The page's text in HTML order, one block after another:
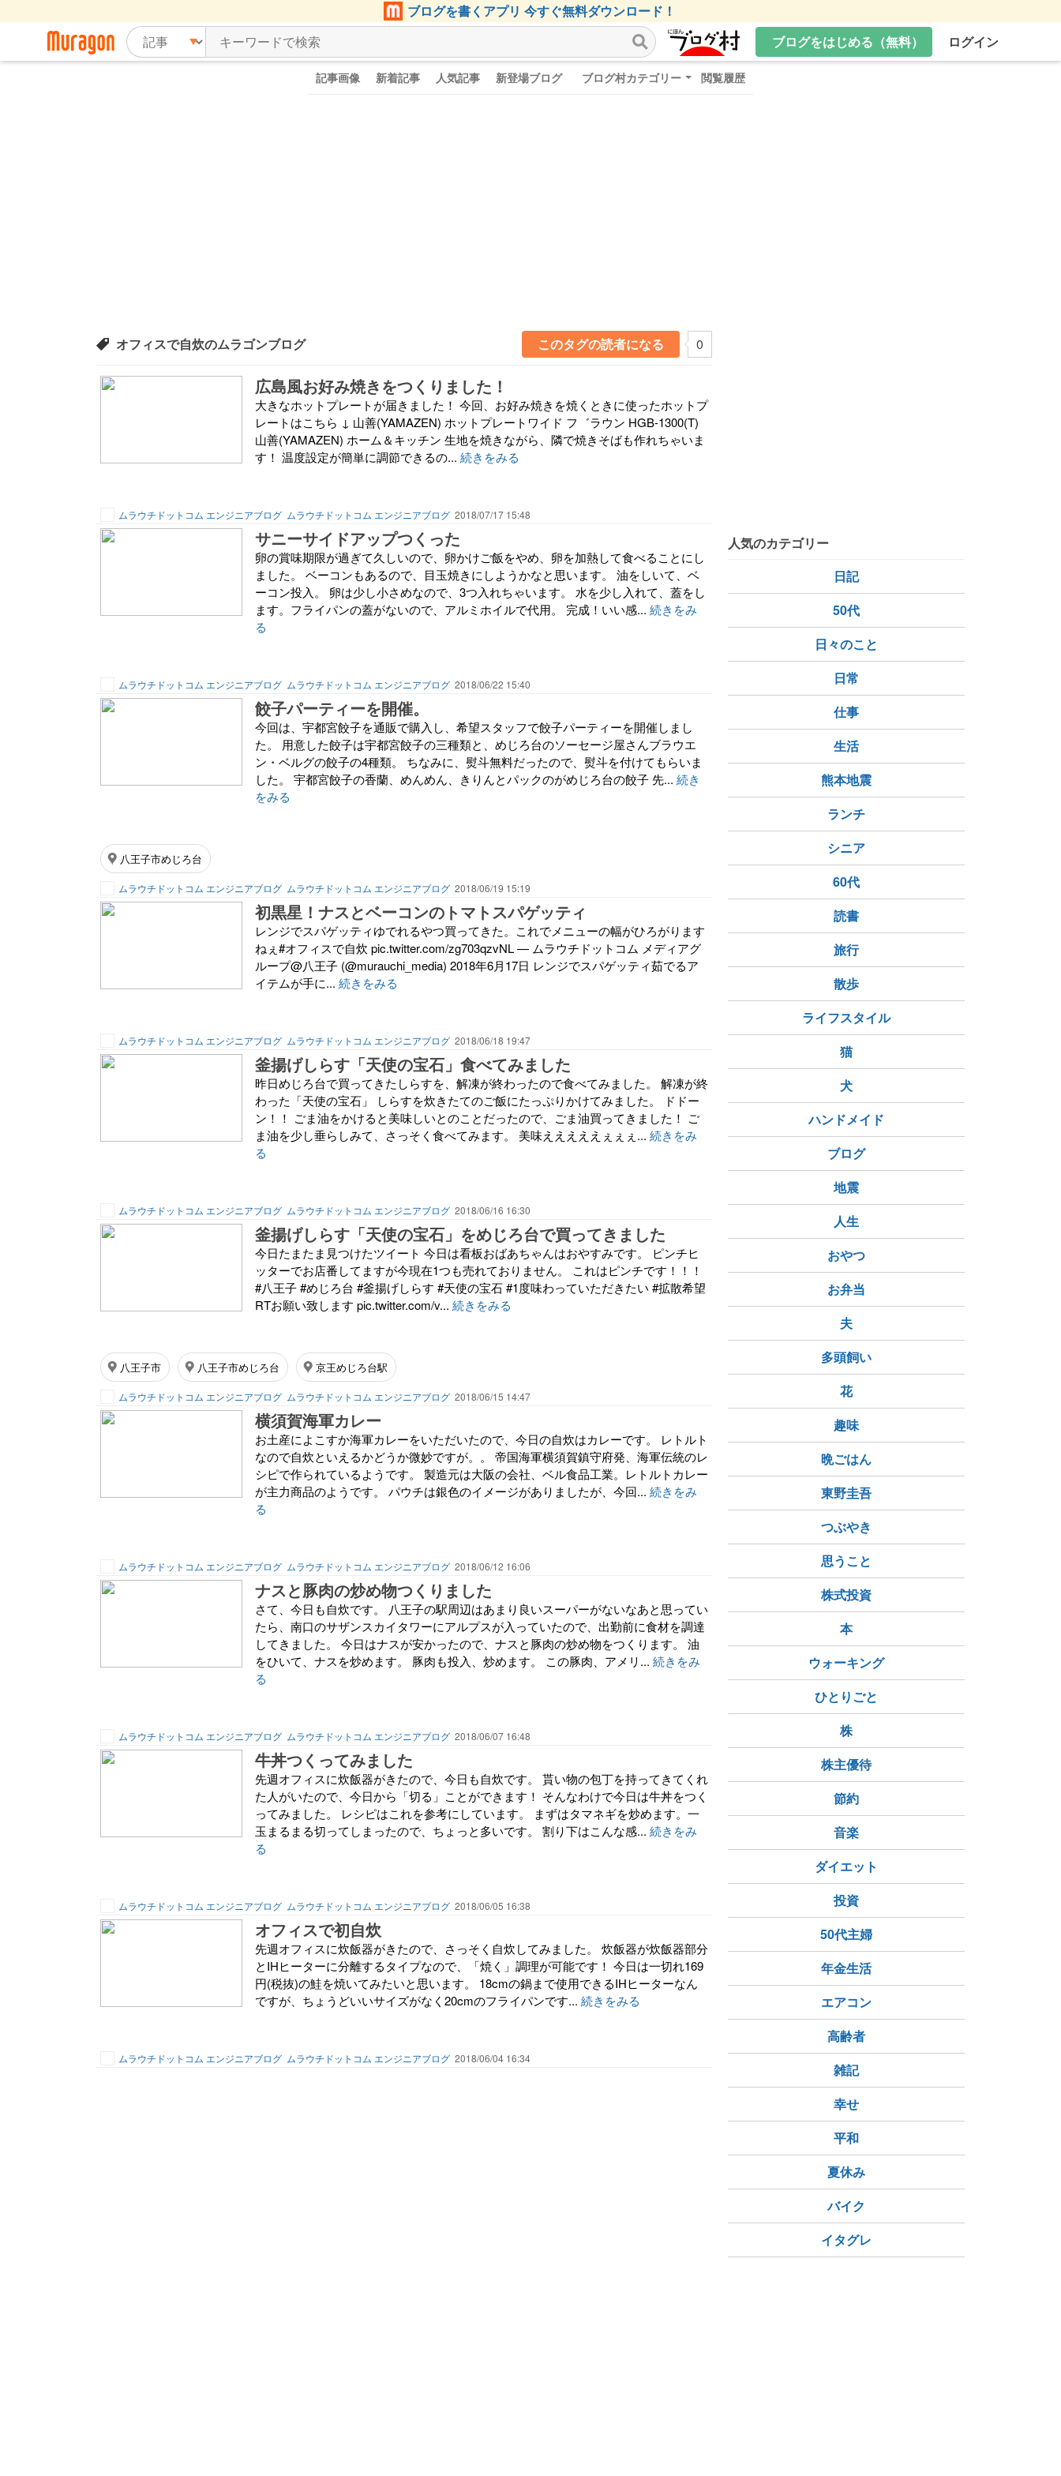
ブログを書くアプリ 今すぐ無料ダウンロード！
ブログをはじめる（無料）
ログイン
記事画像 新着記事 人気記事 新登場ブログ ブログ村カテゴリー 閲覧履歴
オフィスで自炊のムラゴンブログ このタグの読者になる 0
広島風お好み焼きをつくりました！
大きなホットプレートが届きました！ 今回、お好み焼きを焼くときに使ったホットプ
レートはこちら ↓ 山善(YAMAZEN) ホットプレートワイド フ゛ラウン HGB-1300(T)
山善(YAMAZEN) ホーム＆キッチン 生地を焼きながら、隣で焼きそばも作れちゃいま
す！ 温度設定が簡単に調節できるの... 続きをみる
ムラウチドットコム エンジニアブログ ムラウチドットコム エンジニアブログ 2018/07/17 15:48
サニーサイドアップつくった
卵の賞味期限が過ぎて久しいので、卵かけご飯をやめ、卵を加熱して食べることにし
ました。 ベーコンもあるので、目玉焼きにしようかなと思います。 油をしいて、ベ
ーコン投入。 卵は少し小さめなので、3つ入れちゃいます。 水を少し入れて、蓋をし
ます。フライパンの蓋がないので、アルミホイルで代用。 完成！いい感... 続きをみ
る
ムラウチドットコム エンジニアブログ ムラウチドットコム エンジニアブログ 2018/06/22 15:40
餃子パーティーを開催。
今回は、宇都宮餃子を通販で購入し、希望スタッフで餃子パーティーを開催しまし
た。 用意した餃子は宇都宮餃子の三種類と、めじろ台のソーセージ屋さんブラウエ
ン・ベルグの餃子の4種類。 ちなみに、熨斗無料だったので、熨斗を付けてもらいま
した。 宇都宮餃子の香蘭、めんめん、きりんとパックのがめじろ台の餃子 先... 続き
をみる
八王子市めじろ台
ムラウチドットコム エンジニアブログ ムラウチドットコム エンジニアブログ 2018/06/19 15:19
初黒星！ナスとベーコンのトマトスパゲッティ
レンジでスパゲッティゆでれるやつ買ってきた。これでメニューの幅がひろがります
ねぇ#オフィスで自炊 pic.twitter.com/zg703qzvNL — ムラウチドットコム メディアグ
ループ@八王子 (@murauchi_media) 2018年6月17日 レンジでスパゲッティ茹でるア
イテムが手に... 続きをみる
ムラウチドットコム エンジニアブログ ムラウチドットコム エンジニアブログ 2018/06/18 19:47
釜揚げしらす「天使の宝石」食べてみました
昨日めじろ台で買ってきたしらすを、解凍が終わったので食べてみました。 解凍が終
わった「天使の宝石」 しらすを炊きたてのご飯にたっぷりかけてみました。 ドドー
ン！！ ごま油をかけると美味しいとのことだったので、ごま油買ってきました！ ご
ま油を少し垂らしみて、さっそく食べてみます。 美味えええええぇぇぇ... 続きをみ
る
ムラウチドットコム エンジニアブログ ムラウチドットコム エンジニアブログ 2018/06/16 16:30
釜揚げしらす「天使の宝石」をめじろ台で買ってきました
今日たまたま見つけたツイート 今日は看板おばあちゃんはおやすみです。 ピンチヒ
ッターでお店番してますが今現在1つも売れておりません。 これはピンチです！！！
#八王子 #めじろ台 #釜揚げしらす #天使の宝石 #1度味わっていただきたい #拡散希望
RTお願い致します pic.twitter.com/v... 続きをみる
八王子市 八王子市めじろ台 京王めじろ台駅
ムラウチドットコム エンジニアブログ ムラウチドットコム エンジニアブログ 2018/06/15 14:47
横須賀海軍カレー
お土産によこすか海軍カレーをいただいたので、今日の自炊はカレーです。 レトルト
なので自炊といえるかどうか微妙ですが。。 帝国海軍横須賀鎮守府発、海軍伝統のレ
シピで作られているようです。 製造元は大阪の会社、ベル食品工業。レトルトカレー
が主力商品のようです。 パウチは銀色のイメージがありましたが、今回... 続きをみ
る
ムラウチドットコム エンジニアブログ ムラウチドットコム エンジニアブログ 2018/06/12 16:06
ナスと豚肉の炒め物つくりました
さて、今日も自炊です。 八王子の駅周辺はあまり良いスーパーがないなあと思ってい
たら、南口のサザンスカイタワーにアルプスが入っていたので、出勤前に食材を調達
してきました。 今日はナスが安かったので、ナスと豚肉の炒め物をつくります。 油
をひいて、ナスを炒めます。 豚肉も投入、炒めます。 この豚肉、アメリ... 続きをみ
る
ムラウチドットコム エンジニアブログ ムラウチドットコム エンジニアブログ 2018/06/07 16:48
牛丼つくってみました
先週オフィスに炊飯器がきたので、今日も自炊です。 貰い物の包丁を持ってきてくれ
た人がいたので、今日から「切る」ことができます！ そんなわけで今日は牛丼をつく
ってみました。 レシピはこれを参考にしています。 まずはタマネギを炒めます。一
玉まるまる切ってしまったので、ちょっと多いです。 割り下はこんな感... 続きをみ
る
ムラウチドットコム エンジニアブログ ムラウチドットコム エンジニアブログ 2018/06/05 16:38
オフィスで初自炊
先週オフィスに炊飯器がきたので、さっそく自炊してみました。 炊飯器が炊飯器部分
とIHヒーターに分離するタイプなので、「焼く」調理が可能です！ 今日は一切れ169
円(税抜)の鮭を焼いてみたいと思います。 18cmの鍋まで使用できるIHヒーターなん
ですが、ちょうどいいサイズがなく20cmのフライパンです... 続きをみる
ムラウチドットコム エンジニアブログ ムラウチドットコム エンジニアブログ 2018/06/04 16:34
人気のカテゴリー
日記
50代
日々のこと
日常
仕事
生活
熊本地震
ランチ
シニア
60代
読書
旅行
散歩
ライフスタイル
猫
犬
ハンドメイド
ブログ
地震
人生
おやつ
お弁当
夫
多頭飼い
花
趣味
晩ごはん
東野圭吾
つぶやき
思うこと
株式投資
本
ウォーキング
ひとりごと
株
株主優待
節約
音楽
ダイエット
投資
50代主婦
年金生活
エアコン
高齢者
雑記
幸せ
平和
夏休み
バイク
イタグレ